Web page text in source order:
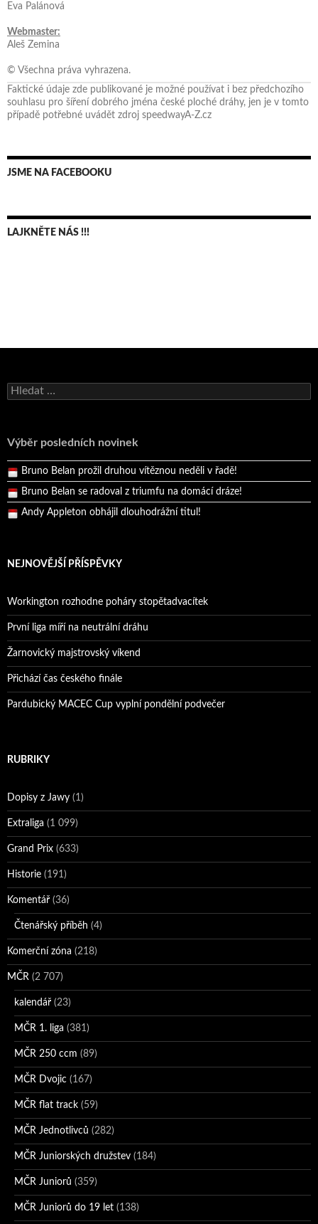
Eva Palánová
Webmaster:
Aleš Zemina
© Všechna práva vyhrazena.
Faktické údaje zde publikované je možné používat i bez předchozího
souhlasu pro šíření dobrého jména české ploché dráhy, jen je v tomto
případě potřebné uvádět zdroj speedwayA-Z.cz
JSME NA FACEBOOKU
LAJKNĚTE NÁS !!!
Vyhledávání
Výběr posledních novinek
Bruno Belan se radoval z triumfu na domácí dráze!
Pražský přebor neskrblil překvapeními!
Bruno Belan prožil druhou vítěznou neděli v řadě!
Bruno Belan se radoval z triumfu na domácí dráze!
Andy Appleton obhájil dlouhodrážní titul!
NEJNOVĚJŠÍ PŘÍSPĚVKY
Workington rozhodne poháry stopětadvacítek
První liga míří na neutrální dráhu
Žarnovický majstrovský víkend
Přichází čas českého finále
Pardubický MACEC Cup vyplní pondělní podvečer
RUBRIKY
Dopisy z Jawy (1)
Extraliga (1 099)
Grand Prix (633)
Historie (191)
Komentář (36)
Čtenářský příběh (4)
Komerční zóna (218)
MČR (2 707)
kalendář (23)
MČR 1. liga (381)
MČR 250 ccm (89)
MČR Dvojic (167)
MČR flat track (59)
MČR Jednotlivců (282)
MČR Juniorských družstev (184)
MČR Juniorů (359)
MČR Juniorů do 19 let (138)